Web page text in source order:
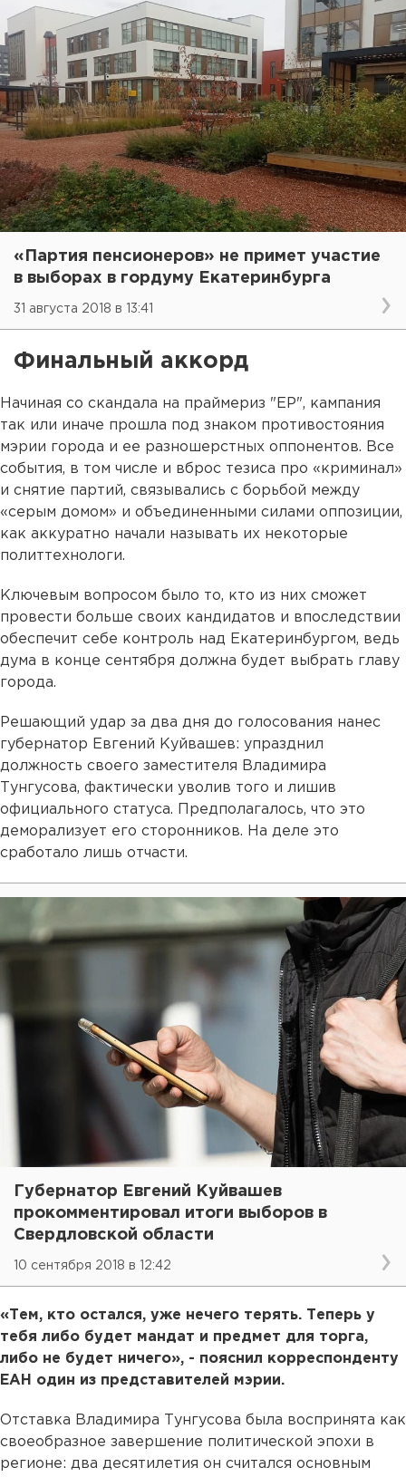
«Партия пенсионеров» не примет участие
в выборах в гордуму Екатеринбурга
31 августа 2018 в 13:41
Финальный аккорд
Начиная со скандала на праймериз "ЕР", кампания
так или иначе прошла под знаком противостояния
мэрии города и ее разношерстных оппонентов. Все
события, в том числе и вброс тезиса про «криминал»
и снятие партий, связывались с борьбой между
«серым домом» и объединенными силами оппозиции,
как аккуратно начали называть их некоторые
политтехнологи.
Ключевым вопросом было то, кто из них сможет
провести больше своих кандидатов и впоследствии
обеспечит себе контроль над Екатеринбургом, ведь
дума в конце сентября должна будет выбрать главу
города.
Решающий удар за два дня до голосования нанес
губернатор Евгений Куйвашев: упразднил
должность своего заместителя Владимира
Тунгусова, фактически уволив того и лишив
официального статуса. Предполагалось, что это
деморализует его сторонников. На деле это
сработало лишь отчасти.
Губернатор Евгений Куйвашев
прокомментировал итоги выборов в
Свердловской области
10 сентября 2018 в 12:42
«Тем, кто остался, уже нечего терять. Теперь у
тебя либо будет мандат и предмет для торга,
либо не будет ничего», - пояснил корреспонденту
ЕАН один из представителей мэрии.
Отставка Владимира Тунгусова была воспринята как
своеобразное завершение политической эпохи в
регионе: два десятилетия он считался основным